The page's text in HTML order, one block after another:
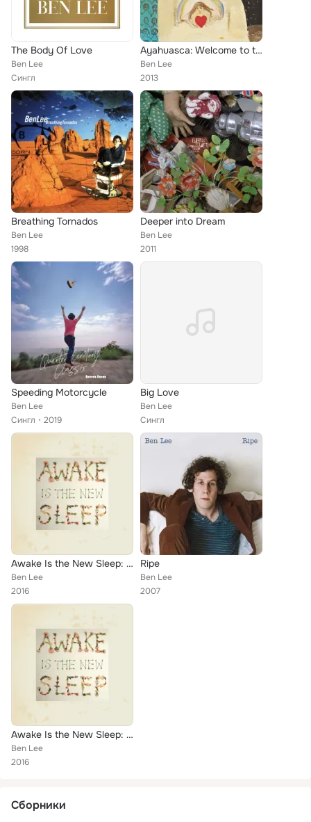
The Body Of Love
Ben Lee
Сингл
Ayahuasca: Welcome to the Work
Ben Lee
2013
Breathing Tornados
Ben Lee
1998
Deeper into Dream
Ben Lee
2011
Speeding Motorcycle
Ben Lee
Сингл
2019
Big Love
Ben Lee
Сингл
Awake Is the New Sleep: 10th Anniversary Deluxe Edition
Ben Lee
2016
Ripe
Ben Lee
2007
Awake Is the New Sleep: 10th Anniversary Deluxe Edition
Ben Lee
2016
Сборники